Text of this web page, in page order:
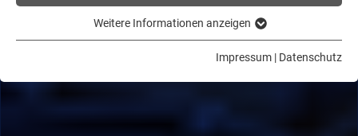
Weitere Informationen anzeigen
Impressum | Datenschutz